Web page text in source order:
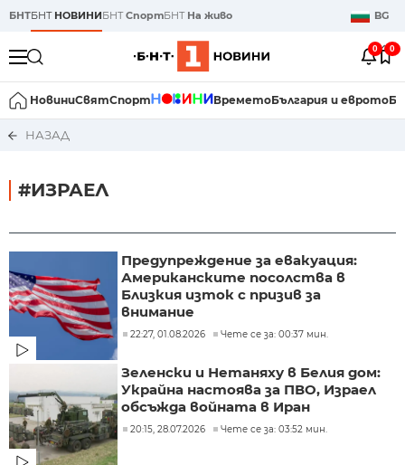
БНТБНТ НОВИНИБНТСпортБНТ На живо BG
0 0
НовиниСвятСпорт ВреметоБългария и еврото
НАЗАД
#ИЗРАЕЛ
Предупреждение за евакуация:
Американските посолства в
Близкия изток с призив за
внимание
22:27, 01.08.2026 Чете се за: 00:37 мин.
Зеленски и Нетаняху в Белия дом:
Украйна настоява за ПВО, Израел
обсъжда войната в Иран
20:15, 28.07.2026 Чете се за: 03:52 мин.